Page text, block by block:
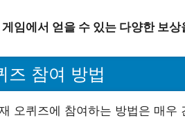
게임에서 얻을 수 있는 다양한 보
즈 참여 방법
오퀴즈에 참여하는 방법은 매